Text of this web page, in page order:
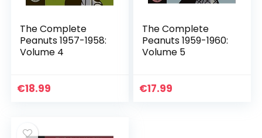
The Complete
Peanuts 1957-1958:
Volume 4
€18.99
The Complete
Peanuts 1959-1960:
Volume 5
€17.99